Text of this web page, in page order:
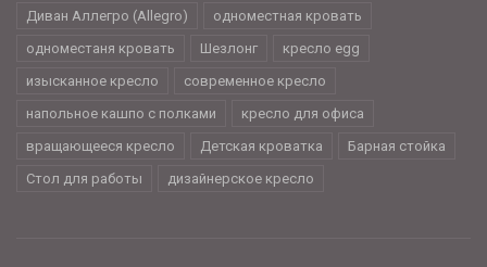
Диван Аллегро (Allegro)
одноместная кровать
одноместаня кровать
Шезлонг
кресло egg
изысканное кресло
современное кресло
напольное кашпо с полками
кресло для офиса
вращающееся кресло
Детская кроватка
Барная стойка
Стол для работы
дизайнерское кресло